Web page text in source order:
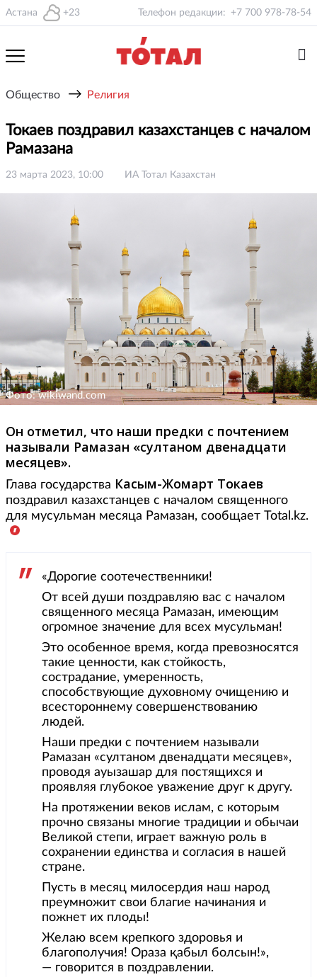
Астана +23 Телефон редакции: +7 700 978-78-54
Общество → Религия
Токаев поздравил казахстанцев с началом
Рамазана
23 марта 2023, 10:00 ИА Тотал Казахстан
Фото: wikiwand.com
Он отметил, что наши предки с почтением
называли Рамазан «султаном двенадцати
месяцев».
Глава государства Касым-Жомарт Токаев
поздравил казахстанцев с началом священного
для мусульман месяца Рамазан, сообщает Total.kz.
«Дорогие соотечественники!
От всей души поздравляю вас с началом
священного месяца Рамазан, имеющим
огромное значение для всех мусульман!
Это особенное время, когда превозносятся
такие ценности, как стойкость,
сострадание, умеренность,
способствующие духовному очищению и
всестороннему совершенствованию
людей.
Наши предки с почтением называли
Рамазан «султаном двенадцати месяцев»,
проводя ауызашар для постящихся и
проявляя глубокое уважение друг к другу.
На протяжении веков ислам, с которым
прочно связаны многие традиции и обычаи
Великой степи, играет важную роль в
сохранении единства и согласия в нашей
стране.
Пусть в месяц милосердия наш народ
преумножит свои благие начинания и
пожнет их плоды!
Желаю всем крепкого здоровья и
благополучия! Ораза қабыл болсын!»,
— говорится в поздравлении.